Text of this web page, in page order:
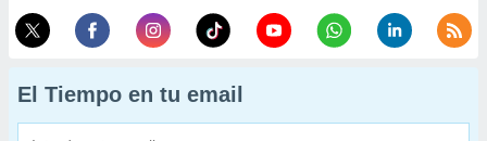
El Tiempo en tu email